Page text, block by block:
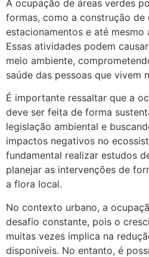
A ocupação de áreas verdes
formas, como a construção de
estacionamentos e até mesmo
Essas atividades podem
meio ambiente,
saúde das pessoas que vivem
É importante ressaltar que a
deve ser feita de forma
legislação ambiental e
impactos negativos no
fundamental realizar estudos
planejar as intervenções de
a flora local.
No contexto urbano, a
desafio constante, pois o
muitas vezes implica na
disponíveis. No entanto, é